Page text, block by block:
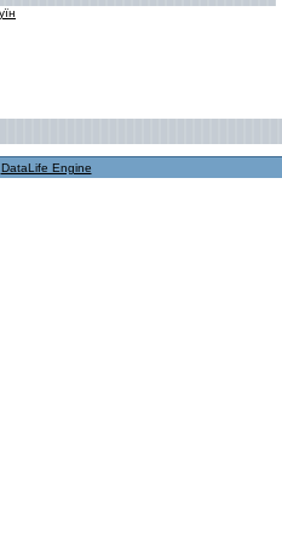
DataLife Engine